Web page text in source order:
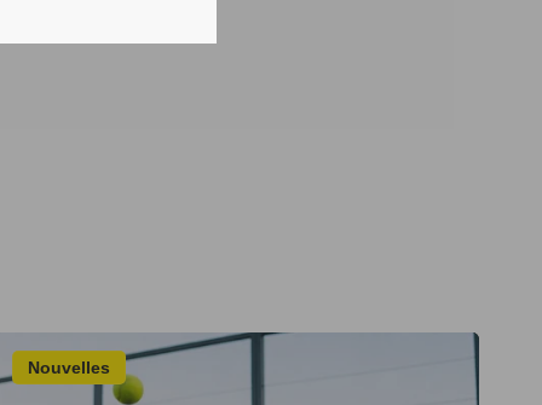
Nouvelles